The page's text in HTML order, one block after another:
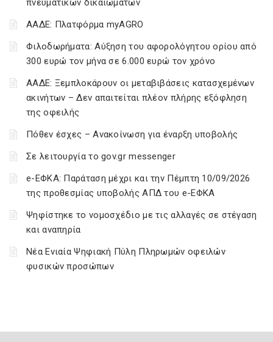
πνευματικών δικαιωμάτων
ΑΑΔΕ: Πλατφόρμα myAGRO
Φιλοδωρήματα: Αύξηση του αφορολόγητου ορίου από
300 ευρώ τον μήνα σε 6.000 ευρώ τον χρόνο
ΑΑΔΕ: Ξεμπλοκάρουν οι μεταβιβάσεις κατασχεμένων
ακινήτων – Δεν απαιτείται πλέον πλήρης εξόφληση
της οφειλής
Πόθεν έσχες – Ανακοίνωση για έναρξη υποβολής
Σε λειτουργία το gov.gr messenger
e-ΕΦΚΑ: Παράταση μέχρι και την Πέμπτη 10/09/2026
της προθεσμίας υποβολής ΑΠΔ του e-ΕΦΚΑ
Ψηφίστηκε το νομοσχέδιο με τις αλλαγές σε στέγαση
και αναπηρία
Νέα Ενιαία Ψηφιακή Πύλη Πληρωμών οφειλών
φυσικών προσώπων